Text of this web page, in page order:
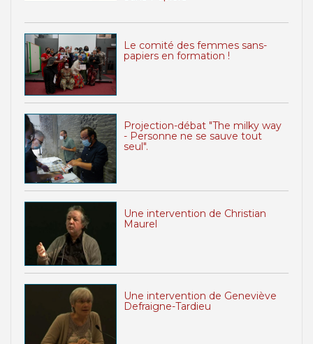
Le comité des femmes sans-
papiers en formation !
Projection-débat "The milky way
- Personne ne se sauve tout
seul".
Une intervention de Christian
Maurel
Une intervention de Geneviève
Defraigne-Tardieu